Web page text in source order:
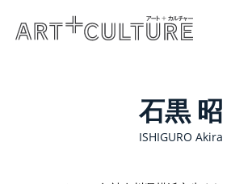
石黒 昭
ISHIGURO Akira